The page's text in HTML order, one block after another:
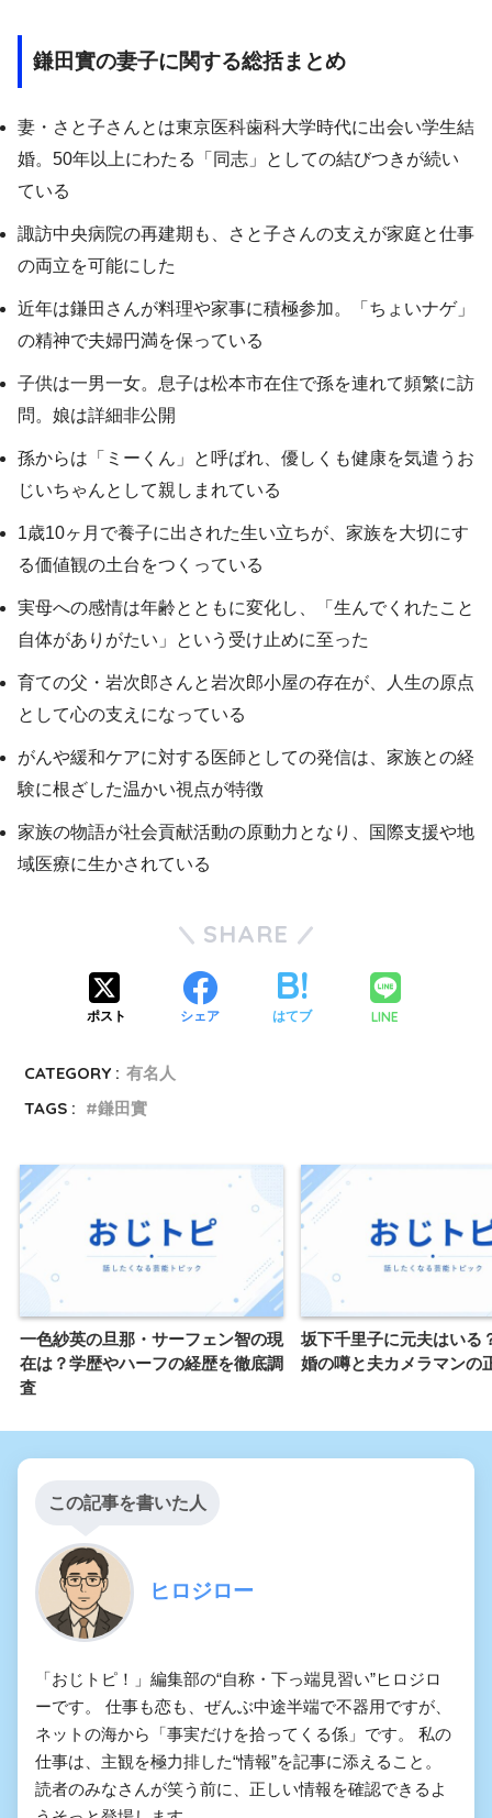
鎌田實の妻子に関する総括まとめ
妻・さと子さんとは東京医科歯科大学時代に出会い学生結
婚。50年以上にわたる「同志」としての結びつきが続い
ている
諏訪中央病院の再建期も、さと子さんの支えが家庭と仕事
の両立を可能にした
近年は鎌田さんが料理や家事に積極参加。「ちょいナゲ」
の精神で夫婦円満を保っている
子供は一男一女。息子は松本市在住で孫を連れて頻繁に訪
問。娘は詳細非公開
孫からは「ミーくん」と呼ばれ、優しくも健康を気遣うお
じいちゃんとして親しまれている
1歳10ヶ月で養子に出された生い立ちが、家族を大切にす
る価値観の土台をつくっている
実母への感情は年齢とともに変化し、「生んでくれたこと
自体がありがたい」という受け止めに至った
育ての父・岩次郎さんと岩次郎小屋の存在が、人生の原点
として心の支えになっている
がんや緩和ケアに対する医師としての発信は、家族との経
験に根ざした温かい視点が特徴
家族の物語が社会貢献活動の原動力となり、国際支援や地
域医療に生かされている
SHARE
ポスト シェア はてブ LINE
CATEGORY : 有名人
TAGS :
鎌田實
一色紗英の旦那・サーフェン智の現
在は？学歴やハーフの経歴を徹底調
査
坂下千里子に元夫はいる
婚の噂と夫カメラマンの
この記事を書いた人
ヒロジロー
「おじトピ！」編集部の“自称・下っ端見習い”ヒロジロ
ーです。 仕事も恋も、ぜんぶ中途半端で不器用ですが、
ネットの海から「事実だけを拾ってくる係」です。 私の
仕事は、主観を極力排した“情報”を記事に添えること。
読者のみなさんが笑う前に、正しい情報を確認できるよ